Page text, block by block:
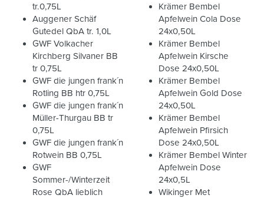
tr.0,75L
Auggener Schäf
Gutedel QbA tr. 1,0L
GWF Volkacher
Kirchberg Silvaner BB
tr 0,75L
GWF die jungen frank´n
Rotling BB htr 0,75L
GWF die jungen frank´n
Müller-Thurgau BB tr
0,75L
GWF die jungen frank´n
Rotwein BB 0,75L
GWF
Sommer-/Winterzeit
Rose QbA lieblich
Krämer Bembel
Apfelwein Cola Dose
24x0,50L
Krämer Bembel
Apfelwein Kirsche
Dose 24x0,50L
Krämer Bembel
Apfelwein Gold Dose
24x0,50L
Krämer Bembel
Apfelwein Pfirsich
Dose 24x0,50L
Krämer Bembel Winter
Apfelwein Dose
24x0,5L
Wikinger Met